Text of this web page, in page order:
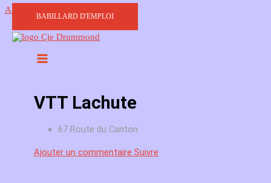
Aller au contenu
BABILLARD D'EMPLOI
VTT Lachute
67 Route du Canton
Ajouter un commentaire Suivre